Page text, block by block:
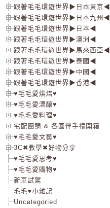
跟著毛毛環遊世界▶日本東京◀
跟著毛毛環遊世界▶日本九州◀
跟著毛毛環遊世界▶日本◀
跟著毛毛環遊世界▶澳洲◀
跟著毛毛環遊世界▶馬來西亞◀
跟著毛毛環遊世界▶泰國◀
跟著毛毛環遊世界▶中國◀
跟著毛毛環遊世界▶香港◀
♥毛毛愛烘焙♥
♥毛毛愛漂釀♥
♥毛毛愛料理♥
宅配團購 & 各國伴手禮開箱
♥毛毛愛文藝♥
3C✖教學✖好物分享
♥毛毛愛思考♥
♥毛毛愛購物♥
新車試駕
毛毛♥小雜記
Uncategoried